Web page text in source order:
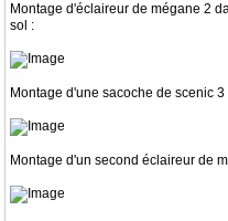
Montage d'éclaireur de mégane 2
sol :
Montage d'une sacoche de scenic
Montage d'un second éclaireur de